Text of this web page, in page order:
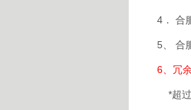
4． 合
5、 合
6、冗
*超过